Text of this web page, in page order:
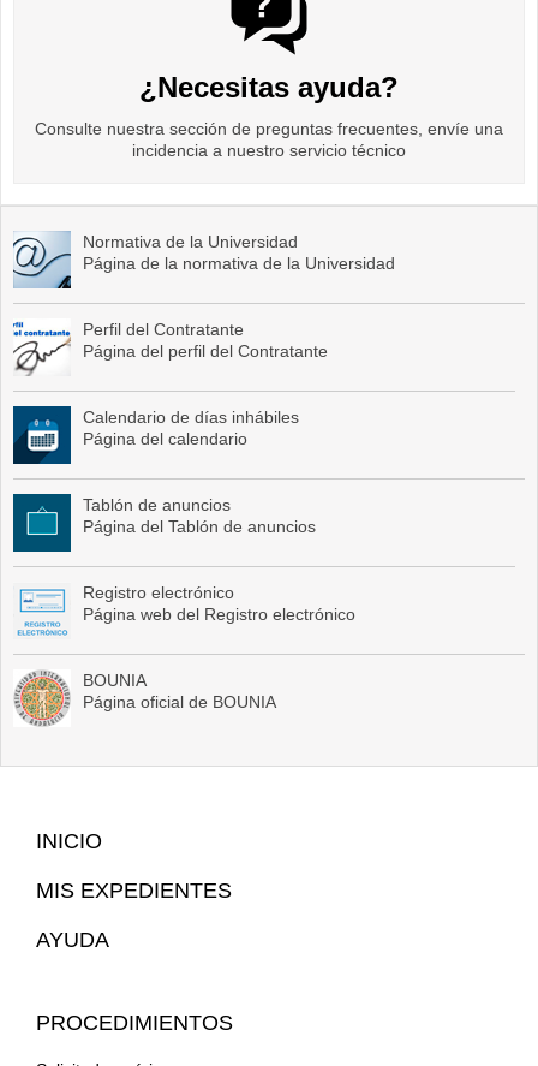
¿Necesitas ayuda?
Consulte nuestra sección de preguntas frecuentes, envíe una
incidencia a nuestro servicio técnico
Normativa de la Universidad
Página de la normativa de la Universidad
Perfil del Contratante
Página del perfil del Contratante
Calendario de días inhábiles
Página del calendario
Tablón de anuncios
Página del Tablón de anuncios
Registro electrónico
Página web del Registro electrónico
BOUNIA
Página oficial de BOUNIA
Mapa
Web
INICIO
MIS EXPEDIENTES
AYUDA
PROCEDIMIENTOS